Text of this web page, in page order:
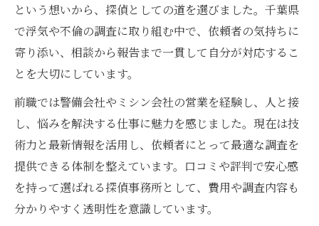
という想いから、探偵としての道を選びました。千葉県
で浮気や不倫の調査に取り組む中で、依頼者の気持ちに
寄り添い、相談から報告まで一貫して自分が対応するこ
とを大切にしています。
前職では警備会社やミシン会社の営業を経験し、人と接
し、悩みを解決する仕事に魅力を感じました。現在は技
術力と最新情報を活用し、依頼者にとって最適な調査を
提供できる体制を整えています。口コミや評判で安心感
を持って選ばれる探偵事務所として、費用や調査内容も
分かりやすく透明性を意識しています。